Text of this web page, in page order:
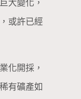
大變化，
或許已經
化開採，
有礦產如